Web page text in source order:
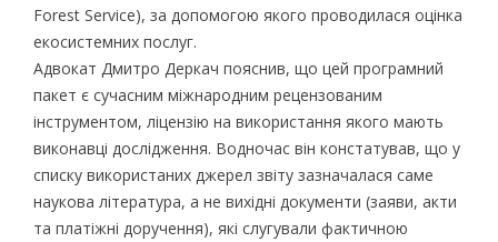
Forest Service), за допомогою якого проводилася оцінка
екосистемних послуг.
Адвокат Дмитро Деркач пояснив, що цей програмний
пакет є сучасним міжнародним рецензованим
інструментом, ліцензію на використання якого мають
виконавці дослідження. Водночас він констатував, що у
списку використаних джерел звіту зазначалася саме
наукова література, а не вихідні документи (заяви, акти
та платіжні доручення), які слугували фактичною